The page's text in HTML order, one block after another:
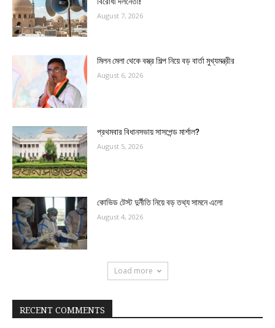
August 7, 2026
মিলন মেলা থেকে বস্ত্র শিল্প নিয়ে বড় বার্তা মুখ্যমন্ত্রীর
August 6, 2026
প্রথমবার বিধানসভায় সাসপেন্ড মার্শাল?
August 5, 2026
কোভিড টেস্ট দুর্নীতি নিয়ে বড় তথ্য সামনে এলো
August 4, 2026
Load more
RECENT COMMENTS